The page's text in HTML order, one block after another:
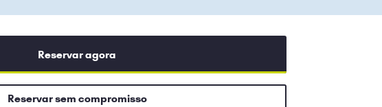
Reservar agora
Reservar sem compromisso